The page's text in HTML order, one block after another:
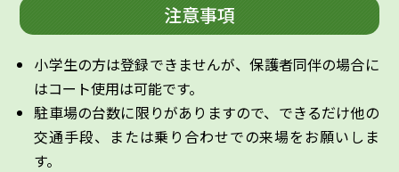
注意事項
小学生の方は登録できませんが、保護者同伴の場合に
はコート使用は可能です。
駐車場の台数に限りがありますので、できるだけ他の
交通手段、または乗り合わせでの来場をお願いしま
す。